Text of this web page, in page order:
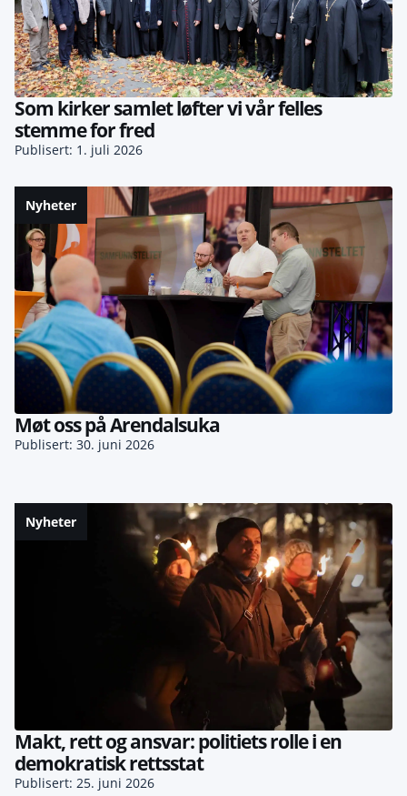
Som kirker samlet løfter vi vår felles
stemme for fred
Publisert: 1. juli 2026
Nyheter
Møt oss på Arendalsuka
Publisert: 30. juni 2026
Nyheter
Makt, rett og ansvar: politiets rolle i en
demokratisk rettsstat
Publisert: 25. juni 2026